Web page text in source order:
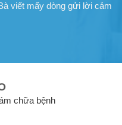
viết mấy dòng gửi lời cảm
chữa bệnh